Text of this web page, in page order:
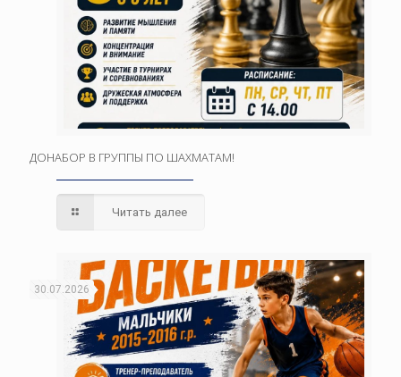
ДОНАБОР В ГРУППЫ ПО ШАХМАТАМ!
Читать далее
30.07.2026